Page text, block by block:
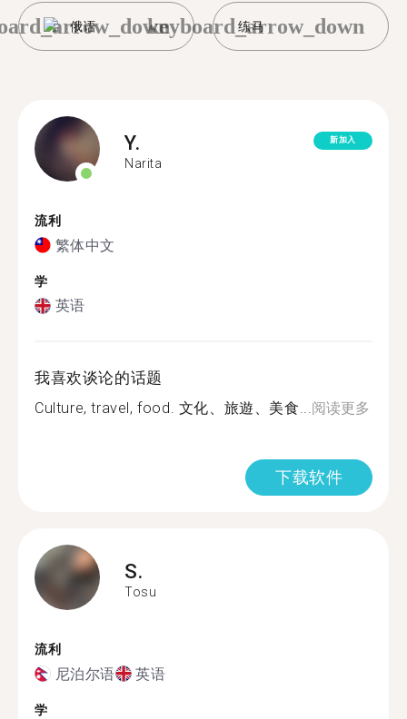
俄语 练马
keyboard_arrow_down
Y.
Narita
新加入
流利
繁体中文
学
英语
我喜欢谈论的话题
Culture, travel, food. 文化、旅遊、美食...阅读更多
下载软件
S.
Tosu
流利
尼泊尔语 英语
学